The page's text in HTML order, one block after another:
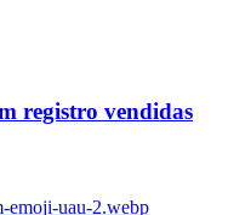
registro vendidas